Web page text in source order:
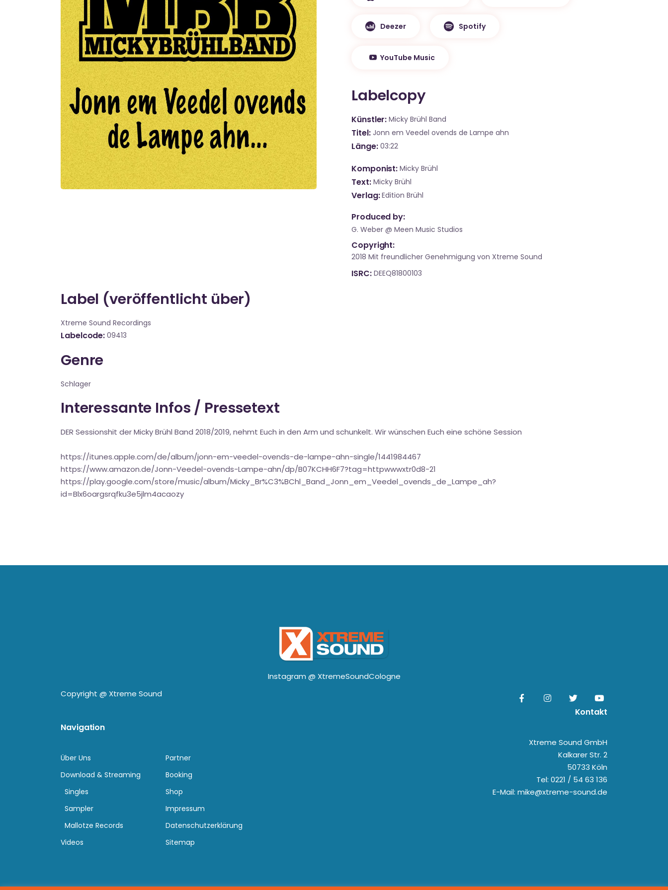
Deezer Spotify
YouTube Music
Labelcopy
Künstler Micky Brühl Band
Titel Jonn em Veedel ovends de Lampe ahn
Länge 03:22
Komponist Micky Brühl
Text Micky Brühl
Verlag Edition Brühl
Produced by:
G. Weber @ Meen Music Studios
Copyright:
2018 Mit freundlicher Genehmigung von Xtreme Sound
ISRC DEEQ81800103
Label (veröffentlicht über)
Xtreme Sound Recordings
Labelcode 09413
Genre
Schlager
Interessante Infos / Pressetext
DER Sessionshit der Micky Brühl Band 2018/2019, nehmt Euch in den Arm und schunkelt. Wir wünschen Euch eine schöne Session
https://itunes.apple.com/de/album/jonn-em-veedel-ovends-de-lampe-ahn-single/1441984467
https://www.amazon.de/Jonn-Veedel-ovends-Lampe-ahn/dp/B07KCHH6F7?tag=httpwwwxtr0d8-21
https://play.google.com/store/music/album/Micky_Br%C3%BChl_Band_Jonn_em_Veedel_ovends_de_Lampe_ah?
id=Blx6oargsrqfku3e5jlm4acaozy
Instagram @ XtremeSoundCologne
Copyright @ Xtreme Sound
Navigation
Über Uns
Download & Streaming
Singles
Sampler
Mallotze Records
Videos
Partner
Booking
Shop
Impressum
Datenschutzerklärung
Sitemap
Kontakt
Xtreme Sound GmbH
Kalkarer Str. 2
50733 Köln
Tel: 0221 / 54 63 136
E-Mail: mike@xtreme-sound.de